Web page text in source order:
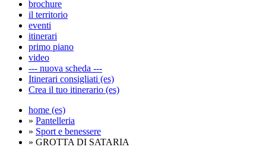
brochure
il territorio
eventi
itinerari
primo piano
video
--- nuova scheda ---
Itinerari consigliati (es)
Crea il tuo itinerario (es)
home (es)
» Pantelleria
» Sport e benessere
» GROTTA DI SATARIA